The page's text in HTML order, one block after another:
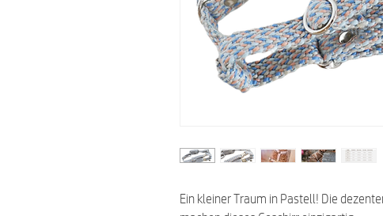
Ein kleiner Traum in Pastell! Die